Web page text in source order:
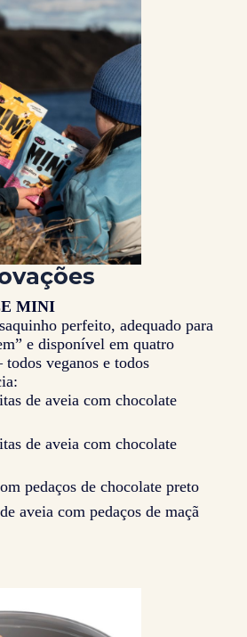
MINI
perfeito, adequado para
e disponível em quatro
todos veganos e todos
de aveia com chocolate
de aveia com chocolate
pedaços de chocolate preto
aveia com pedaços de maçã